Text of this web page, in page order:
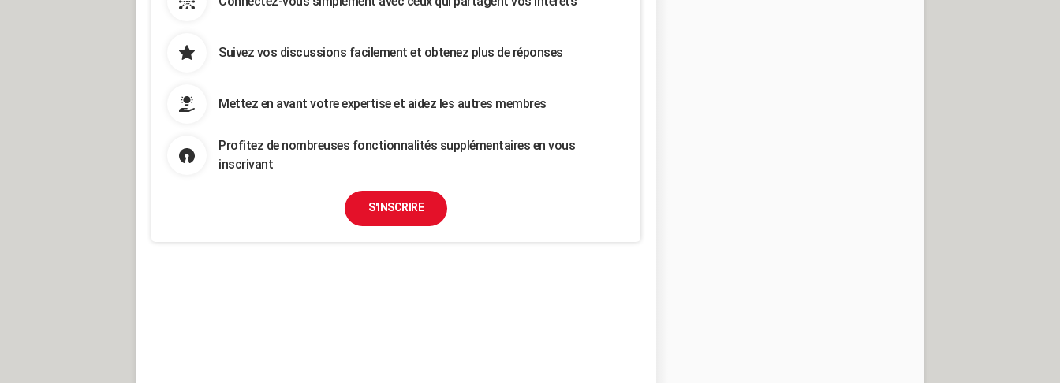
Suivez vos discussions facilement et obtenez plus de réponses
Mettez en avant votre expertise et aidez les autres membres
Profitez de nombreuses fonctionnalités supplémentaires en vous
inscrivant
S'INSCRIRE